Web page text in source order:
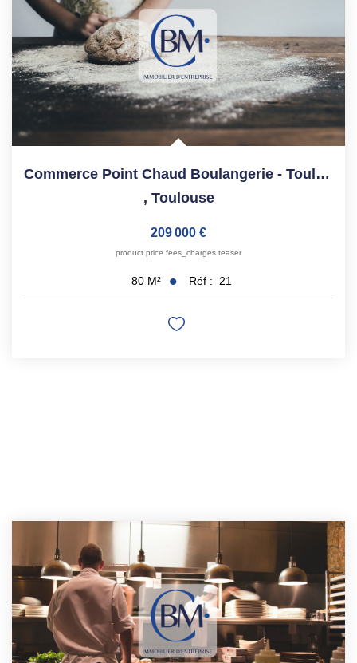
Commerce Point Chaud Boulangerie - Toulouse Hyper Centre -...
, Toulouse
209 000 €
product.price.fees_charges.teaser
80 M² Réf : 21